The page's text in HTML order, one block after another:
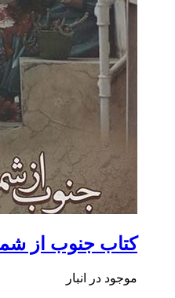
کتاب جنوب از
موجود در انبار